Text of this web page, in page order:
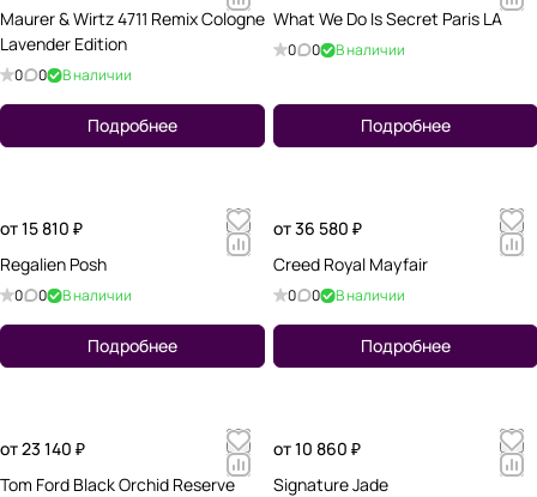
Maurer & Wirtz 4711 Remix Cologne
Lavender Edition
0 0 В наличии
Подробнее
What We Do Is Secret Paris LA
0 0 В наличии
Подробнее
от 15 810 ₽
Regalien Posh
0 0 В наличии
Подробнее
от 36 580 ₽
Creed Royal Mayfair
0 0 В наличии
Подробнее
от 23 140 ₽
Tom Ford Black Orchid Reserve
от 10 860 ₽
Signature Jade